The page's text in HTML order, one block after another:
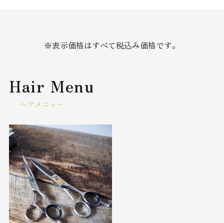
※表示価格はすべて税込み価格です。
Hair Menu
ヘアメニュー